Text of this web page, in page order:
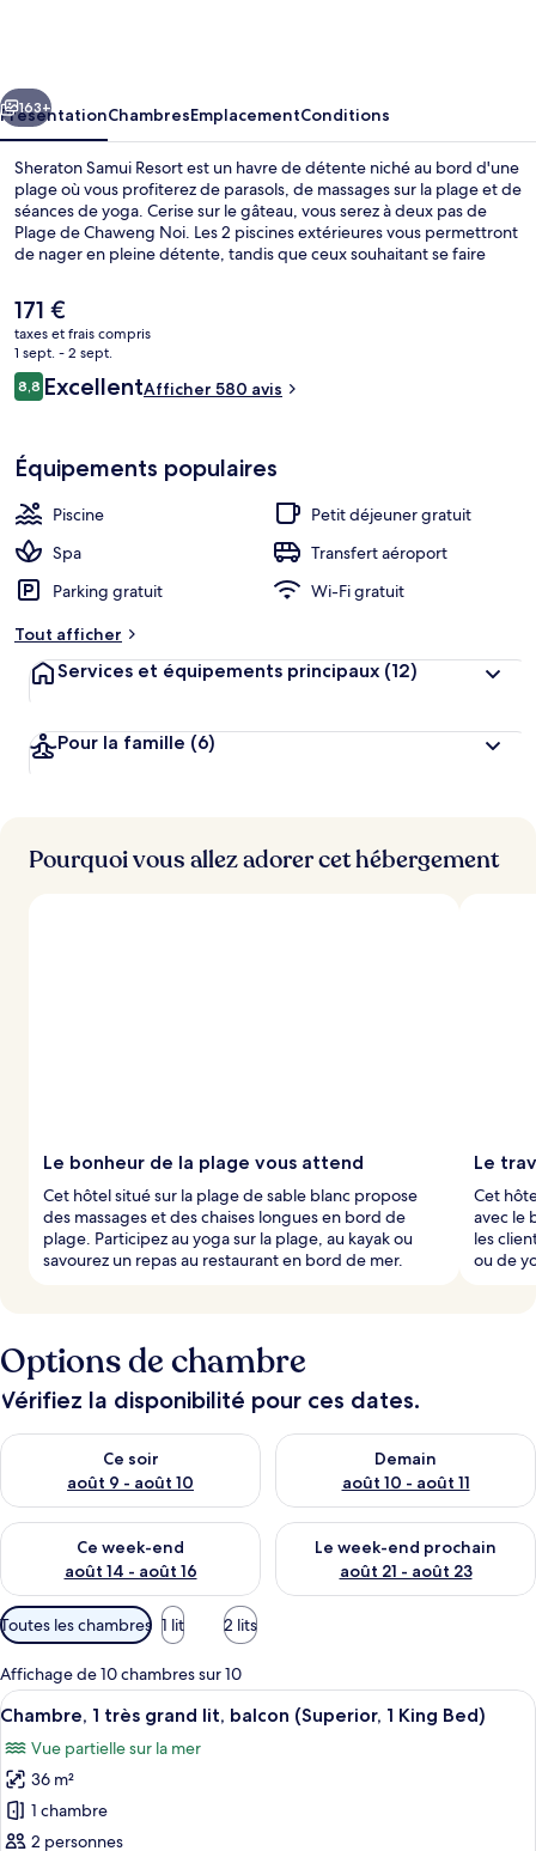
Suivant
163+
PrésentationChambresEmplacementConditions
Sheraton Samui Resort est un havre de détente niché au bord d'une
plage où vous profiterez de parasols, de massages sur la plage et de
séances de yoga. Cerise sur le gâteau, vous serez à deux pas de
Plage de Chaweng Noi. Les 2 piscines extérieures vous permettront
de nager en pleine détente, tandis que ceux souhaitant se faire
enveloppements corporels et des soins d'aromathérapie.
L'établissement Long Talay Restaurant, l'un des 2 restaurants, sert
des spécialités Cuisine locale et internationale et est ouvert pour le
déjeuner et le dîner. Cet hôtel de luxe abrite en outre 2
bars/lounges, un club pour enfants (gratuit) et une salle de fitness
ouverte 24 h/24. Le personnel attentionné et la présentation
Le
prix
actuel
est
de
171 €
taxes et frais compris
1 sept. - 2 sept.
Avis
voyageurs
8,88,8 sur 10
ExcellentAfficher 580 avis
Équipements populaires
Piscine
Petit déjeuner gratuit
Spa
Transfert aéroport
Parking gratuit
Wi-Fi gratuit
Tout afficher
Services et équipements principaux (12)
Pour la famille (6)
Pourquoi vous allez adorer cet hébergement
Le bonheur de la plage vous attend
Cet hôtel situé sur la plage de sable blanc propose
des massages et des chaises longues en bord de
plage. Participez au yoga sur la plage, au kayak ou
savourez un repas au restaurant en bord de mer.
Le
Cet
avec le
les
ou de
Options de chambre
Vérifiez la disponibilité pour ces dates.
Ce soir
août 9 - août 10
Vérifier la disponibilité pour ce soir août 9 - août 10
Demain
août 10 - août 11
Vérifier la disponibilité pour
Ce week-end
août 14 - août 16
Vérifier la disponibilité pour ce week-end août 14 - août 16
Le week-end prochain
août 21 - août 23
Vérifier la disponibilité pour
Filtres
disponibles
pour
les
chambres
Toutes les chambres 1 lit 2 lits
Affichage de 10 chambres sur 10
Afficher
toutes
les
photos
pour
ce
Une chambre d’hôtel avec un grand
10
Chambre, 1 très grand lit, balcon (Superior, 1 King Bed)
Vue partielle sur la mer
36 m²
1 chambre
2 personnes